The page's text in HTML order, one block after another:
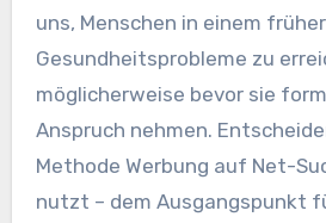
uns, Menschen in einem
Gesundheitsprobleme zu
möglicherweise bevor sie
Anspruch nehmen.
Methode Werbung auf Net-
nutzt – dem Ausgangspunkt